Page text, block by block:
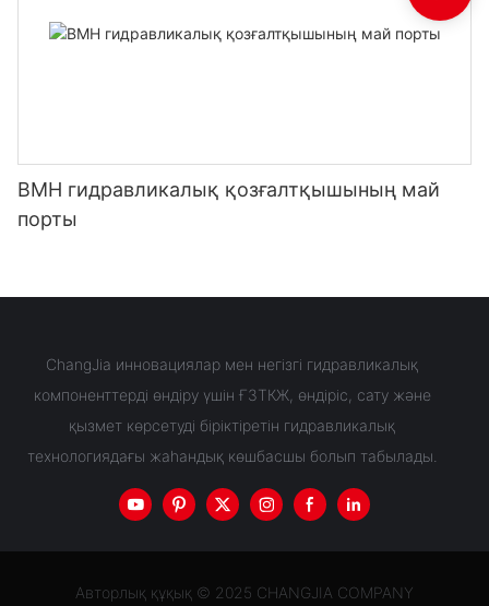
BMH гидравликалық қозғалтқышының май
порты
ChangJia инновациялар мен негізгі гидравликалық
компоненттерді өндіру үшін ҒЗТКЖ, өндіріс, сату және
қызмет көрсетуді біріктіретін гидравликалық
технологиядағы жаһандық көшбасшы болып табылады.
Авторлық құқық © 2025 CHANGJIA COMPANY